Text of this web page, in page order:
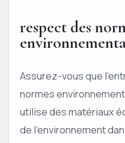
respect des
Assurez-vous que
normes
utilise des matériaux
de l’environnement